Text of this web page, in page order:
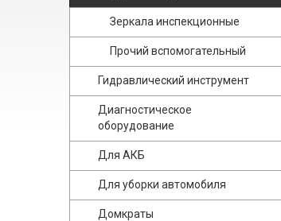
Зеркала инспекционные
Прочий вспомогательный
Гидравлический инструмент
Диагностическое
оборудование
Для АКБ
Для уборки автомобиля
Домкраты